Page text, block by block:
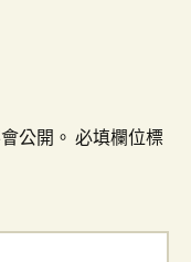
公開。 必填欄位標